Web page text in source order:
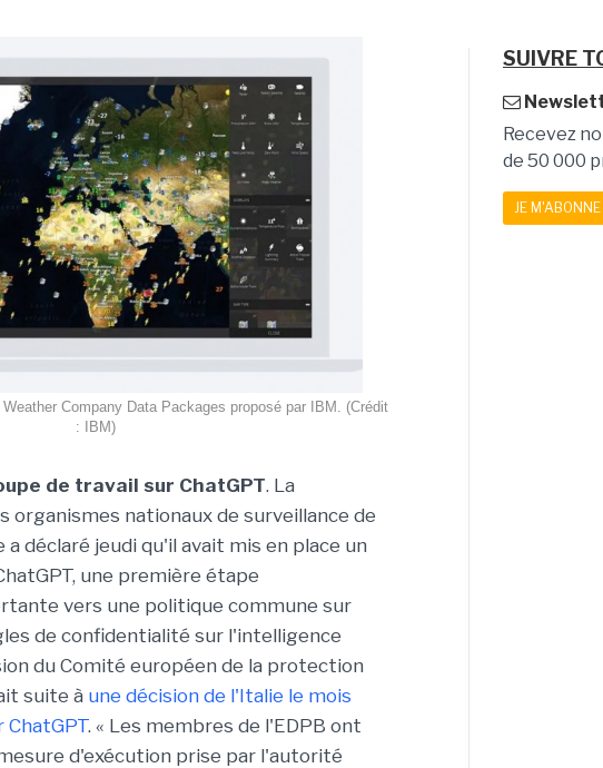
Company Data Packages proposé par IBM. (Crédit
: IBM)
de travail sur ChatGPT. La
nationaux de surveillance de
a déclaré jeudi qu'il avait mis en place un
une première étape
vers une politique commune sur
de confidentialité sur l'intelligence
du Comité européen de la protection
suite à une décision de l'Italie le mois
. « Les membres de l'EDPB ont
d'exécution prise par l'autorité
SUIVRE
Recevez
de 50 000
JE M'ABONNE